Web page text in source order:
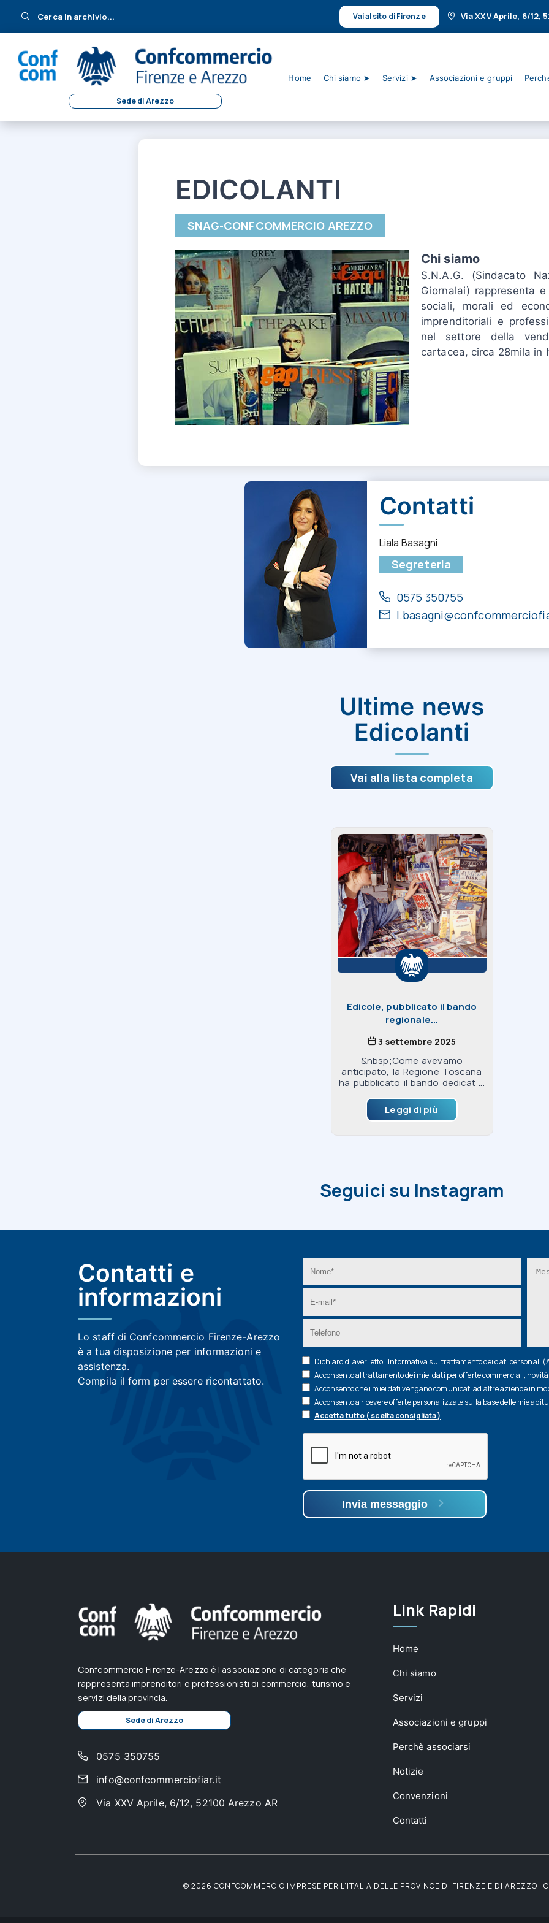
Cerca in archivio... Vai al sito di Firenze Via XXV Aprile, 6/12,
Sede di Arezzo
Home Chi siamo ➤ Servizi ➤ Associazioni e gruppi
EDICOLANTI
SNAG-CONFCOMMERCIO AREZZO
Chi siamo
S.N.A.G. (Sindacato
Giornalai) rappresenta
sociali, morali ed
imprenditoriali e
nel settore della
cartacea, circa 28mila in
Contatti
Liala Basagni
Segreteria
0575 350755
Ultime news
Edicolanti
Vai alla lista completa
Edicole, pubblicato il bando
regionale...
3 settembre 2025
&nbsp;Come avevamo
anticipato, la Regione Toscana
ha pubblicato il bando dedicat ...
Leggi di più
Seguici su Instagram
Contatti e
informazioni
Lo staff di Confcommercio Firenze-Arezzo
è a tua disposizione per informazioni e
assistenza.
Compila il form per essere ricontattato.
Dichiaro di aver letto l’Informativa sul trattamento dei dati personali
Acconsento al trattamento dei miei dati per offerte commerciali,
Acconsento che i miei dati vengano comunicati ad altre aziende in
Acconsento a ricevere offerte personalizzate sulla base delle mie
Accetta tutto ( scelta consigliata )
Invia messaggio
Confcommercio Firenze-Arezzo è l’associazione di categoria che
rappresenta imprenditori e professionisti di commercio, turismo e
servizi della provincia.
Sede di Arezzo
0575 350755
info@confcommerciofiar.it
Via XXV Aprile, 6/12, 52100 Arezzo AR
Link Rapidi
Home
Chi siamo
Servizi
Associazioni e gruppi
Perchè associarsi
Notizie
Convenzioni
Contatti
© 2026 CONFCOMMERCIO IMPRESE PER L’ITALIA DELLE PROVINCE DI FIRENZE E DI AREZZO |